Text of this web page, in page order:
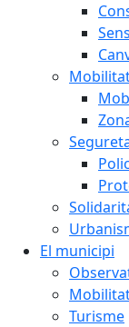
El municipi
Turisme